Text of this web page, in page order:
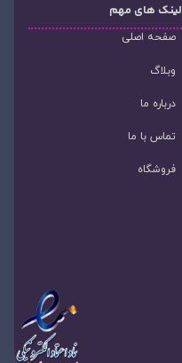
لینک های مهم
صفحه اصلی
وبلاگ
درباره ما
تماس با ما
فروشگاه